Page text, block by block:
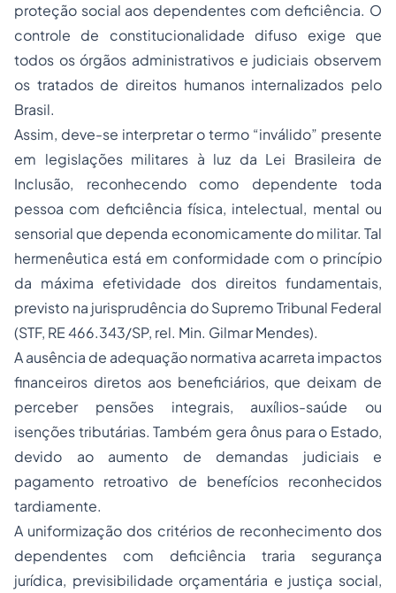
proteção social aos dependentes com deficiência. O
controle de constitucionalidade difuso exige que
todos os órgãos administrativos e judiciais observem
os tratados de direitos humanos internalizados pelo
Brasil.
Assim, deve-se interpretar o termo “inválido” presente
em legislações militares à luz da Lei Brasileira de
Inclusão, reconhecendo como dependente toda
pessoa com deficiência física, intelectual, mental ou
sensorial que dependa economicamente do militar. Tal
hermenêutica está em conformidade com o princípio
da máxima efetividade dos direitos fundamentais,
previsto na jurisprudência do Supremo Tribunal Federal
(STF, RE 466.343/SP, rel. Min. Gilmar Mendes).
A ausência de adequação normativa acarreta impactos
financeiros diretos aos beneficiários, que deixam de
perceber pensões integrais, auxílios-saúde ou
isenções tributárias. Também gera ônus para o Estado,
devido ao aumento de demandas judiciais e
pagamento retroativo de benefícios reconhecidos
tardiamente.
A uniformização dos critérios de reconhecimento dos
dependentes com deficiência traria segurança
jurídica, previsibilidade orçamentária e justiça social,